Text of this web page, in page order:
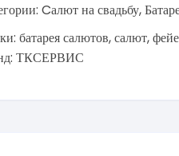
Cалют на свадьбу,
батарея салютов,салют,
ТКСЕРВИС